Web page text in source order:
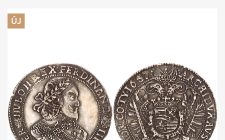
ÚJ